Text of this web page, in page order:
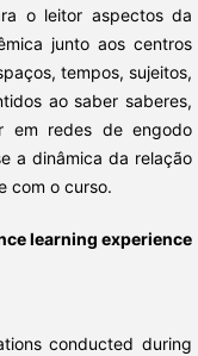
o leitor aspectos da
junto aos centros
tempos, sujeitos,
ao saber saberes,
em redes de engodo
a dinâmica da relação
com o curso.
learning experience
conducted during